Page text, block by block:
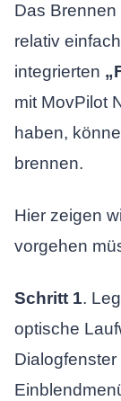
Das
relativ
integrierten
mit MovPilot
haben,
brennen.
Hier zeigen
vorgehen
Schritt 1.
optische